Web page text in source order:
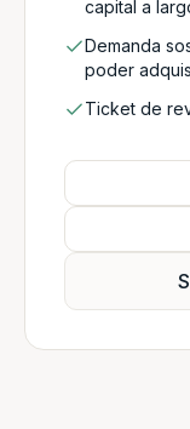
capital a
Demanda
poder
Ticket de